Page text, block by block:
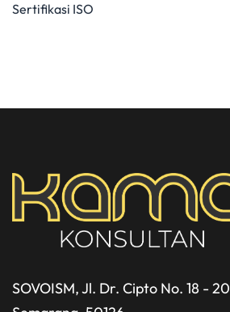
Sertifikasi ISO
SOVOISM, Jl. Dr. Cipto No. 18 - 20